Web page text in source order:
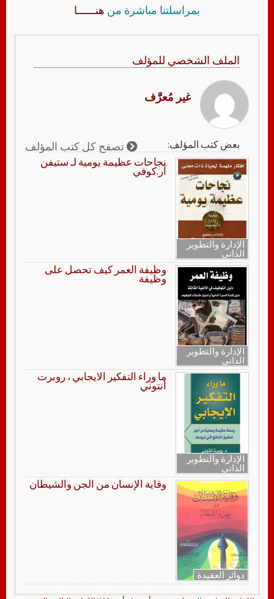
بمراسلتنا مباشرة من هنــــــا
الملف الشخصي للمؤلف
غير مُعرَّف
بعض كتب المؤلف: تصفح كل كتب المؤلف
الإدارة والتطوير
الذاتي
نجاحات عظيمة يومية لـ ستيفن
آر.كوفي
الإدارة والتطوير
الذاتي
وظيفة العمر كيف تحصل على
وظيفة
الإدارة والتطوير
الذاتي
ما وراء التفكير الايجابي ، روبرت
أنتوني
دوائر العقيدة
وقاية الإنسان من الجن والشيطان